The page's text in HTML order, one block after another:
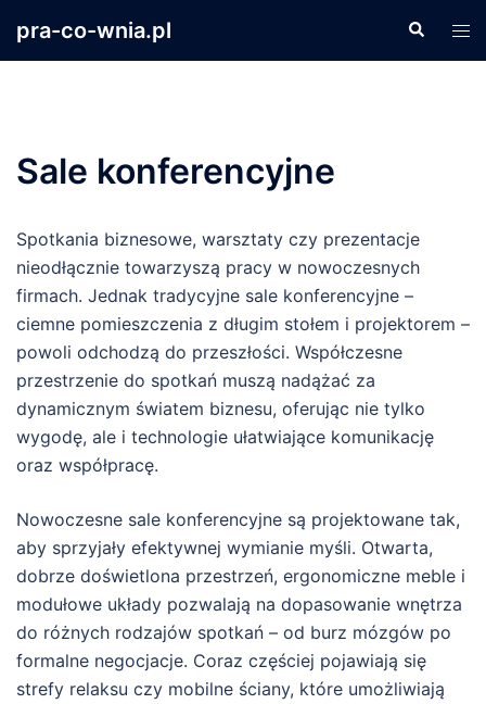
dopra-co-wnia.pl Szukaj
Sale konferencyjne
Spotkania biznesowe, warsztaty czy prezentacje
nieodłącznie towarzyszą pracy w nowoczesnych
firmach. Jednak tradycyjne sale konferencyjne –
ciemne pomieszczenia z długim stołem i projektorem –
powoli odchodzą do przeszłości. Współczesne
przestrzenie do spotkań muszą nadążać za
dynamicznym światem biznesu, oferując nie tylko
wygodę, ale i technologie ułatwiające komunikację
oraz współpracę.
Nowoczesne sale konferencyjne są projektowane tak,
aby sprzyjały efektywnej wymianie myśli. Otwarta,
dobrze doświetlona przestrzeń, ergonomiczne meble i
modułowe układy pozwalają na dopasowanie wnętrza
do różnych rodzajów spotkań – od burz mózgów po
formalne negocjacje. Coraz częściej pojawiają się
strefy relaksu czy mobilne ściany, które umożliwiają